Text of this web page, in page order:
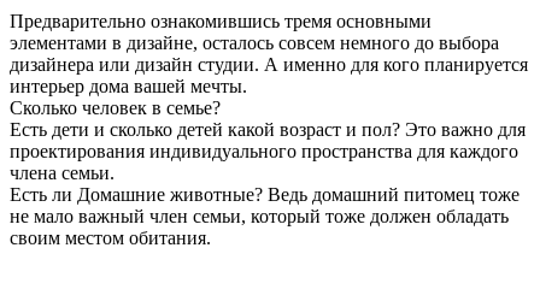
Предварительно ознакомившись тремя основными
элементами в дизайне, осталось совсем немного до выбора
дизайнера или дизайн студии. А именно для кого планируется
интерьер дома вашей мечты.
Сколько человек в семье?
Есть дети и сколько детей какой возраст и пол? Это важно для
проектирования индивидуального пространства для каждого
члена семьи.
Есть ли Домашние животные? Ведь домашний питомец тоже
не мало важный член семьи, который тоже должен обладать
своим местом обитания.